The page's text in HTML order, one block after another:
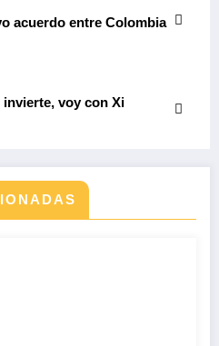
acuerdo entre Colombia
invierte, voy con Xi